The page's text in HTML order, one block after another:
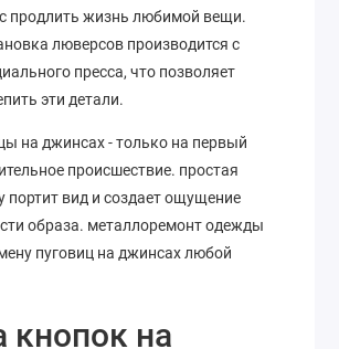
продлить жизнь любимой вещи.
люверсов производится с
пресса, что позволяет
эти детали.
на джинсах - только на первый
происшествие. простая
портит вид и создает ощущение
образа. металлоремонт одежды
пуговиц на джинсах любой
кнопок на